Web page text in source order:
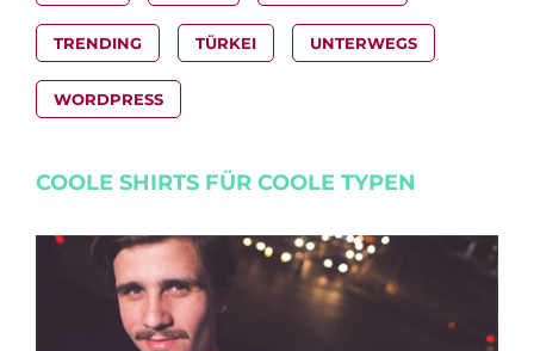
TRENDING TÜRKEI UNTERWEGS
WORDPRESS
COOLE SHIRTS FÜR COOLE TYPEN